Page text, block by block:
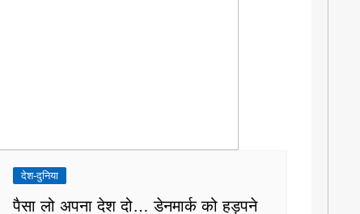
देश-दुनिया
पैसा लो अपना देश दो… डेनमार्क को हड़पने